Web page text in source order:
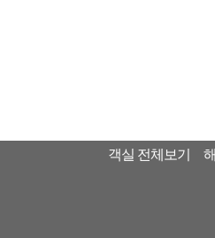
객실 전체보기